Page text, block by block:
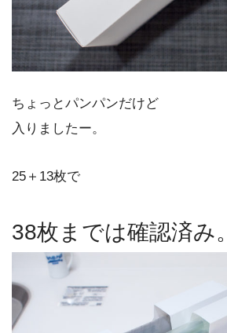
ちょっとパンパンだけど
入りましたー。
25＋13枚で
38枚までは確認済み。